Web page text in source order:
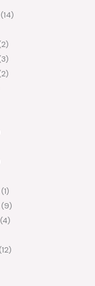
14
2
3
2
1
9
4
12